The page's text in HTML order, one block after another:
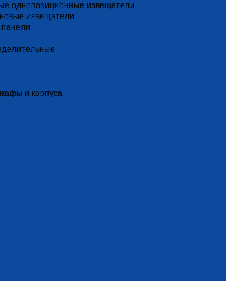
однопозиционные извещатели
извещатели
и корпуса